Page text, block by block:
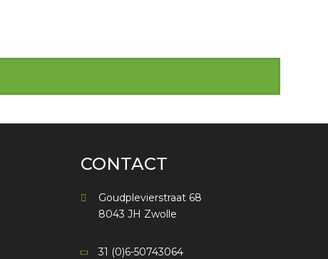
CONTACT
Goudplevierstraat 68
8043 JH Zwolle
31 (0)6-50743064